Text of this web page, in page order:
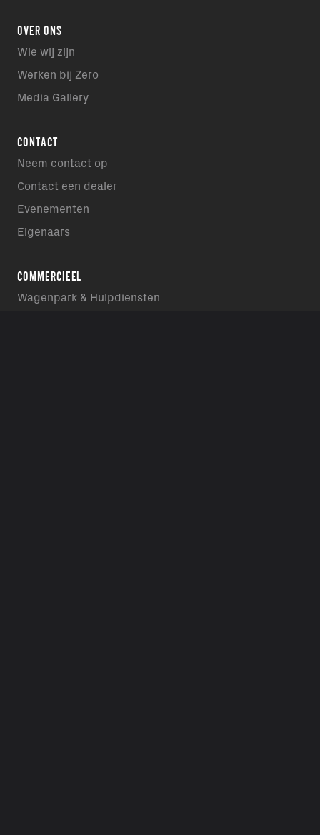
OVER ONS
Wie wij zijn
Werken bij Zero
Media Gallery
CONTACT
Neem contact op
Contact een dealer
Evenementen
Eigenaars
COMMERCIEEL
Wagenpark & Hulpdiensten